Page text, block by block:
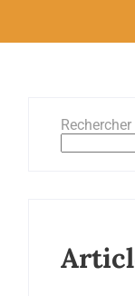
Rechercher